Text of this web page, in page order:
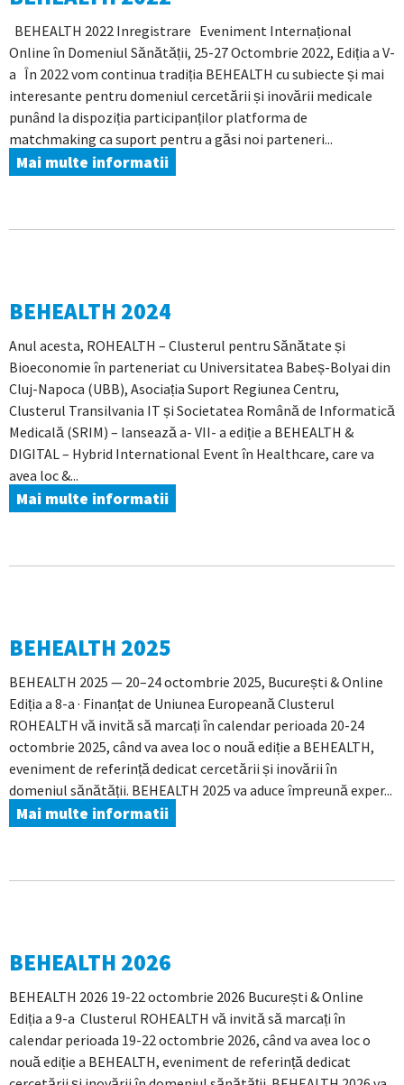
BEHEALTH 2022 Inregistrare Eveniment Internațional
Online în Domeniul Sănătății, 25-27 Octombrie 2022, Ediția a V-
a În 2022 vom continua tradiția BEHEALTH cu subiecte și mai
interesante pentru domeniul cercetării și inovării medicale
punând la dispoziția participanților platforma de
matchmaking ca suport pentru a găsi noi parteneri...
Mai multe informatii
BEHEALTH 2024
Anul acesta, ROHEALTH – Clusterul pentru Sănătate și
Bioeconomie în parteneriat cu Universitatea Babeș-Bolyai din
Cluj-Napoca (UBB), Asociația Suport Regiunea Centru,
Clusterul Transilvania IT și Societatea Română de Informatică
Medicală (SRIM) – lansează a- VII- a ediție a BEHEALTH &
DIGITAL – Hybrid International Event în Healthcare, care va
avea loc &...
Mai multe informatii
BEHEALTH 2025
BEHEALTH 2025 — 20–24 octombrie 2025, București & Online
Ediția a 8-a · Finanțat de Uniunea Europeană Clusterul
ROHEALTH vă invită să marcați în calendar perioada 20-24
octombrie 2025, când va avea loc o nouă ediție a BEHEALTH,
eveniment de referință dedicat cercetării și inovării în
domeniul sănătății. BEHEALTH 2025 va aduce împreună exper...
Mai multe informatii
BEHEALTH 2026
BEHEALTH 2026 19-22 octombrie 2026 București & Online
Ediția a 9-a Clusterul ROHEALTH vă invită să marcați în
calendar perioada 19-22 octombrie 2026, când va avea loc o
nouă ediție a BEHEALTH, eveniment de referință dedicat